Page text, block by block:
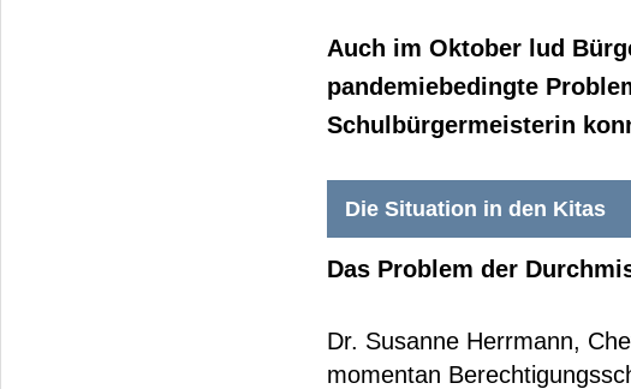
Auch im Oktober lud
pandemiebedingte
Schulbürgermeisterin
Die Situation in den Kitas
Das Problem der
Dr. Susanne Herrmann,
momentan